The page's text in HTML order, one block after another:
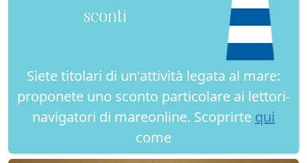
sconti
Siete titolari di un'attività legata al mare:
proponete uno sconto particolare ai lettori-
navigatori di mareonline. Scoprirte qui
come